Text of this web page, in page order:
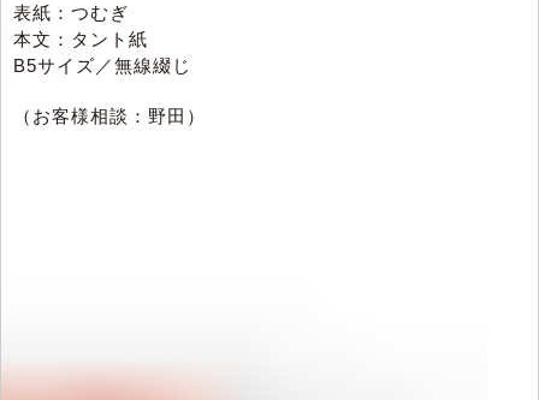
表紙：つむぎ
本文：タント紙
B5サイズ／無線綴じ
（お客様相談：野田）